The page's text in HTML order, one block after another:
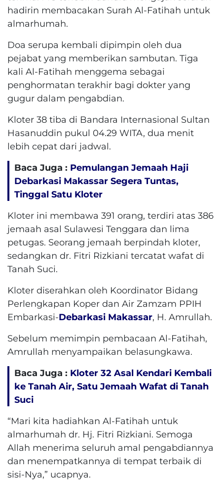
hadirin membacakan Surah Al-Fatihah untuk
almarhumah.
Doa serupa kembali dipimpin oleh dua
pejabat yang memberikan sambutan. Tiga
kali Al-Fatihah menggema sebagai
penghormatan terakhir bagi dokter yang
gugur dalam pengabdian.
Kloter 38 tiba di Bandara Internasional Sultan
Hasanuddin pukul 04.29 WITA, dua menit
lebih cepat dari jadwal.
Baca Juga : Pemulangan Jemaah Haji
Debarkasi Makassar Segera Tuntas,
Tinggal Satu Kloter
Kloter ini membawa 391 orang, terdiri atas 386
jemaah asal Sulawesi Tenggara dan lima
petugas. Seorang jemaah berpindah kloter,
sedangkan dr. Fitri Rizkiani tercatat wafat di
Tanah Suci.
Kloter diserahkan oleh Koordinator Bidang
Perlengkapan Koper dan Air Zamzam PPIH
Embarkasi-Debarkasi Makassar, H. Amrullah.
Sebelum memimpin pembacaan Al-Fatihah,
Amrullah menyampaikan belasungkawa.
Baca Juga : Kloter 32 Asal Kendari Kembali
ke Tanah Air, Satu Jemaah Wafat di Tanah
Suci
“Mari kita hadiahkan Al-Fatihah untuk
almarhumah dr. Hj. Fitri Rizkiani. Semoga
Allah menerima seluruh amal pengabdiannya
dan menempatkannya di tempat terbaik di
sisi-Nya,” ucapnya.